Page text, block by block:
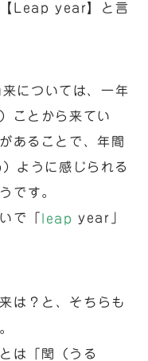
【Leap year】と言
については、一年
ことから来てい
あることで、年間
ように感じられる
です。
で「 leap year」
は？と、そちらも
は「閏（うる